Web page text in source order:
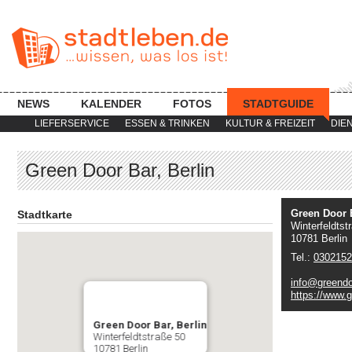
LIEFERSERVICE ESSEN & TRINKEN KULTUR & FREIZEIT
NEWS KALENDER FOTOS STADTGUIDE
Green Door Bar, Berlin
Stadtkarte
Green Door Bar, Berlin
Winterfeldtstraße 50
10781 Berlin
Green Door
10781 Berlin
Tel.:
https://